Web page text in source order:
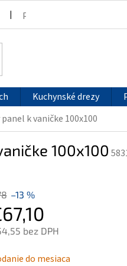
PODMIENKY OCHRANY
Kuchynské drezy
k vaničke 100x100
100x100
–13 %
bez DPH
do mesiaca